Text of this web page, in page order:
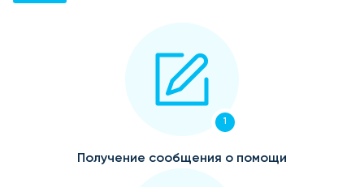
1
Получение сообщения о помощи